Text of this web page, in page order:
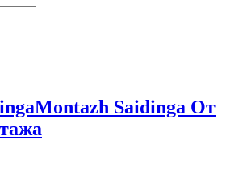
Montazh Saidinga От